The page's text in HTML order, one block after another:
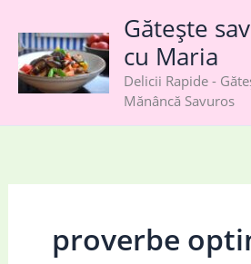
content
Gătește
cu Maria
Delicii Rapide -
Mănâncă Savuros
proverbe